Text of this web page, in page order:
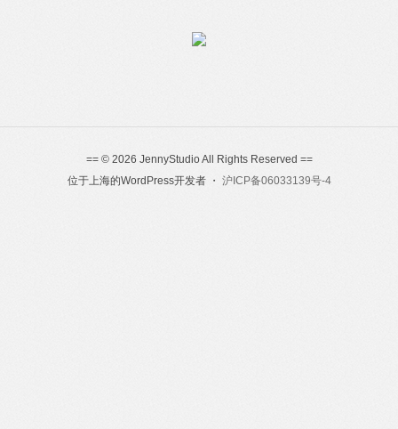
== © 2026 JennyStudio All Rights Reserved ==
位于上海的WordPress开发者 ・ 沪ICP备06033139号-4